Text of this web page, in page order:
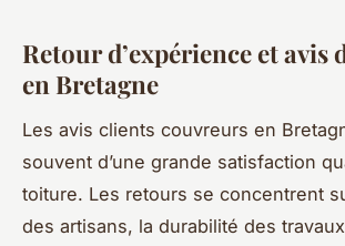
Retour d’expérience et avis
en Bretagne
Les avis clients couvreurs en
souvent d’une grande satisfaction
toiture. Les retours se concentrent
des artisans, la durabilité des